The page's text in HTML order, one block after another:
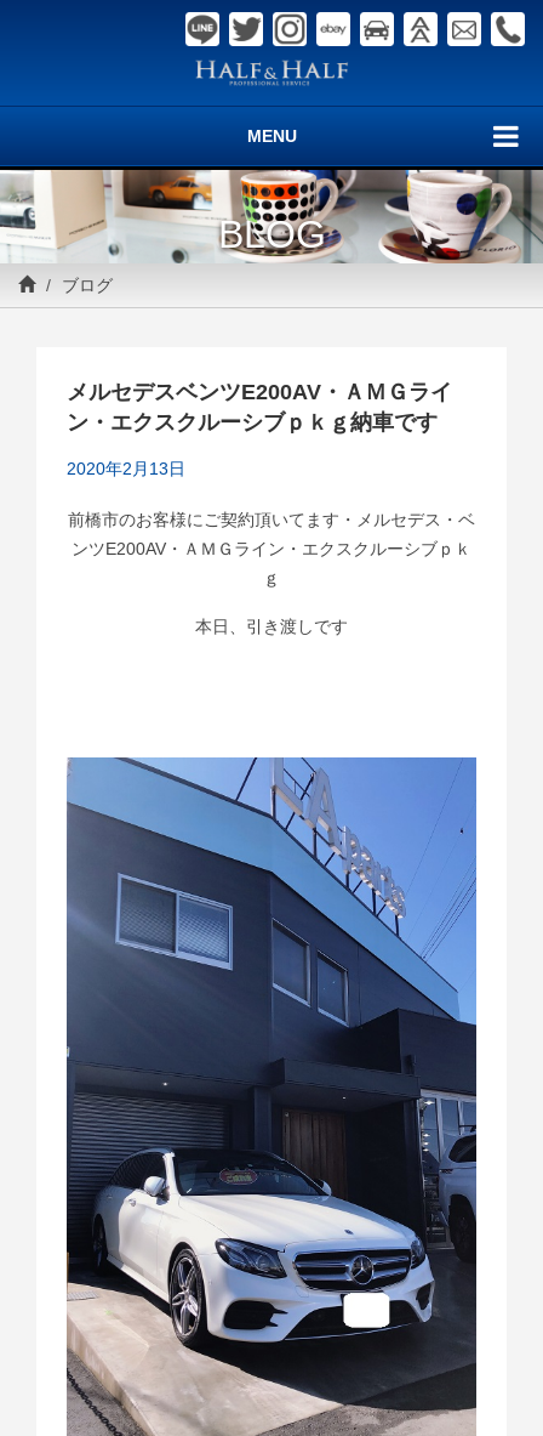
MENU
BLOG
ブログ
メルセデスベンツE200AV・ＡＭＧライ
ン・エクスクルーシブｐｋｇ納車です
2020年2月13日
前橋市のお客様にご契約頂いてます・メルセデス・ベ
ンツE200AV・ＡＭＧライン・エクスクルーシブｐｋ
ｇ
本日、引き渡しです